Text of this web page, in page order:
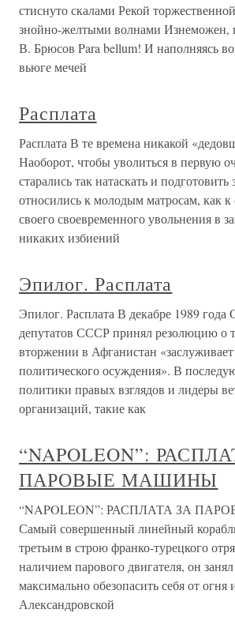
стиснуто скалами Рекой
знойно-желтыми волнами Изнеможен,
В. Брюсов Para bellum! И наполняясь
вьюге мечей
Расплата
Расплата В те времена никакой
Наоборот, чтобы уволиться в первую
старались так натаскать и подготовить
относились к молодым матросам, как
своего своевременного увольнения в
никаких избиений
Эпилог. Расплата
Эпилог. Расплата В декабре 1989 года
депутатов СССР принял резолюцию о
вторжении в Афганистан
политического осуждения». В
политики правых взглядов и лидеры
организаций, такие как
“NAPOLEON”:
ПАРОВЫЕ МАШИНЫ
“NAPOLEON”: РАСПЛАТА ЗА
Самый совершенный линейный
третьим в строю франко-турецкого
наличием парового двигателя, он
максимально обезопасить себя от огня
Александровской